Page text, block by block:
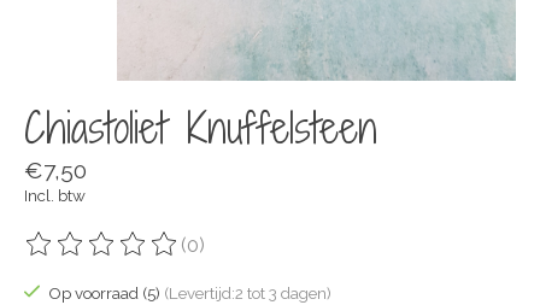
Chiastoliet Knuffelsteen
€7,50
Incl. btw
De beoordeling van dit product is
(0)
Op voorraad (5) (Levertijd:2 tot 3 dagen)